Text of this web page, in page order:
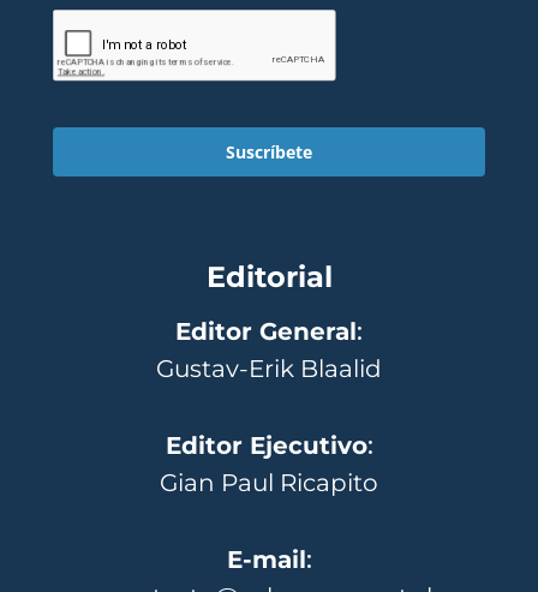
Suscríbete
Editorial
Editor General:
Gustav-Erik Blaalid
Editor Ejecutivo:
Gian Paul Ricapito
E-mail: